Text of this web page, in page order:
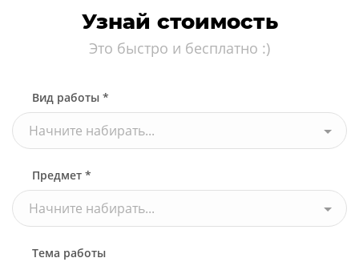
Узнай стоимость
Это быстро и бесплатно :)
Вид работы *
Начните набирать...
Предмет *
Начните набирать...
Тема работы